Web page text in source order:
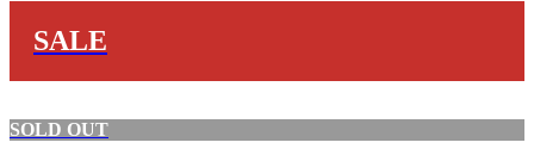
SALE
SOLD OUT